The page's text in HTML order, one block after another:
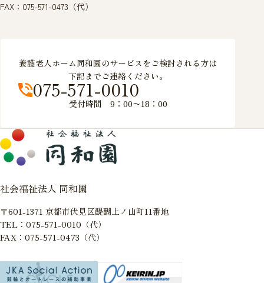
FAX：075-571-0473（代）
養護老人ホーム同和園のサービスをご検討される方は
下記までご連絡ください。
075-571-0010
受付時間 9：00〜18：00
社会福祉法人 同和園
〒601-1371 京都市伏見区醍醐上ノ山町11番地
TEL：075-571-0010（代）
FAX：075-571-0473（代）